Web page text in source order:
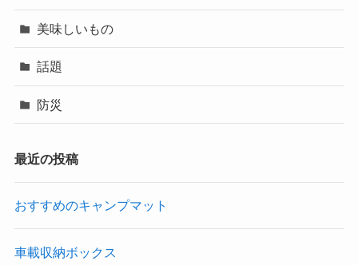
美味しいもの
話題
防災
最近の投稿
おすすめのキャンプマット
車載収納ボックス